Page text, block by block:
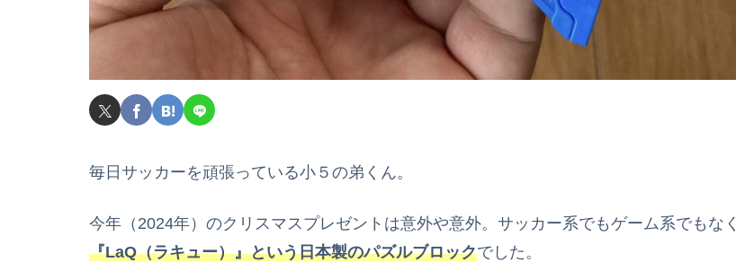
毎日サッカーを頑張っている小５の弟くん。
今年（2024年）のクリスマスプレゼントは意外や意外。サッカー系でもゲーム系でもなく
『LaQ（ラキュー）』という日本製のパズルブロックでした。